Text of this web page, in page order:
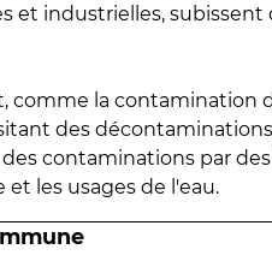
et industrielles, subissent
comme la contamination
des
contaminations par
les usages de l'eau.